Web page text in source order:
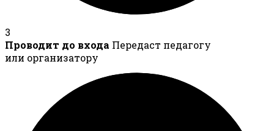
3
Проводит до входа Передаст педагогу
или организатору